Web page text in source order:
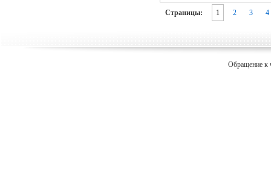
Страницы: 1 2 3 4
Обращение к